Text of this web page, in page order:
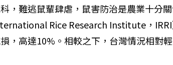
，難逃鼠輩肆虐，鼠害防治是農業十分
Rice Research Institute，
，高達10%。相較之下，台灣情況相對輕